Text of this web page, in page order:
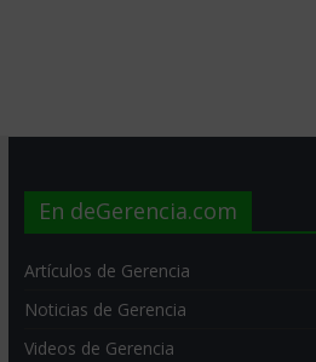
En deGerencia.com
Artículos de Gerencia
Noticias de Gerencia
Videos de Gerencia